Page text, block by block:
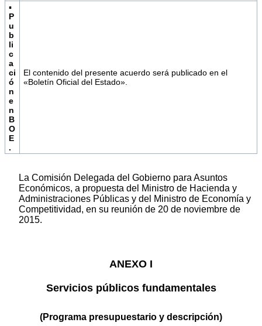
▪
P
u
b
li
c
a
ci
ó
n
e
n
B
O
E
.
El contenido del presente acuerdo será publicado en el
«Boletín Oficial del Estado».
La Comisión Delegada del Gobierno para Asuntos
Económicos, a propuesta del Ministro de Hacienda y
Administraciones Públicas y del Ministro de Economía y
Competitividad, en su reunión de 20 de noviembre de
2015.
ANEXO I
Servicios públicos fundamentales
(Programa presupuestario y descripción)